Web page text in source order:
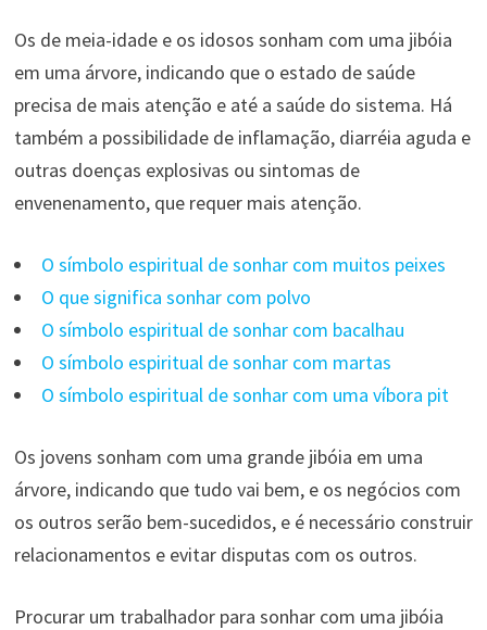
Os de meia-idade e os idosos sonham com uma jibóia
em uma árvore, indicando que o estado de saúde
precisa de mais atenção e até a saúde do sistema. Há
também a possibilidade de inflamação, diarréia aguda e
outras doenças explosivas ou sintomas de
envenenamento, que requer mais atenção.
O símbolo espiritual de sonhar com muitos peixes
O que significa sonhar com polvo
O símbolo espiritual de sonhar com bacalhau
O símbolo espiritual de sonhar com martas
O símbolo espiritual de sonhar com uma víbora pit
Os jovens sonham com uma grande jibóia em uma
árvore, indicando que tudo vai bem, e os negócios com
os outros serão bem-sucedidos, e é necessário construir
relacionamentos e evitar disputas com os outros.
Procurar um trabalhador para sonhar com uma jibóia